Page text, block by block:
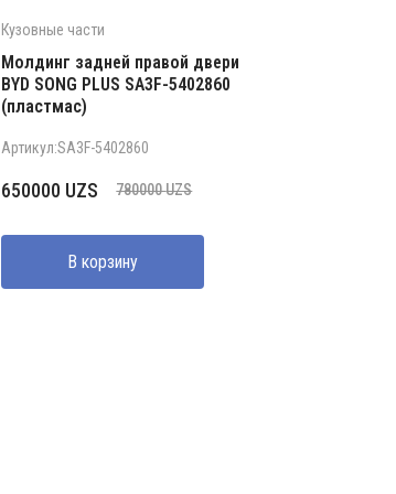
Кузовные части
Молдинг задней правой двери
BYD SONG PLUS SA3F-5402860
(пластмас)
Артикул:SA3F-5402860
780000UZS
Первоначальная
составляла
780000 UZS.
650000 UZS
Текущая
650000 UZS.
В корзину